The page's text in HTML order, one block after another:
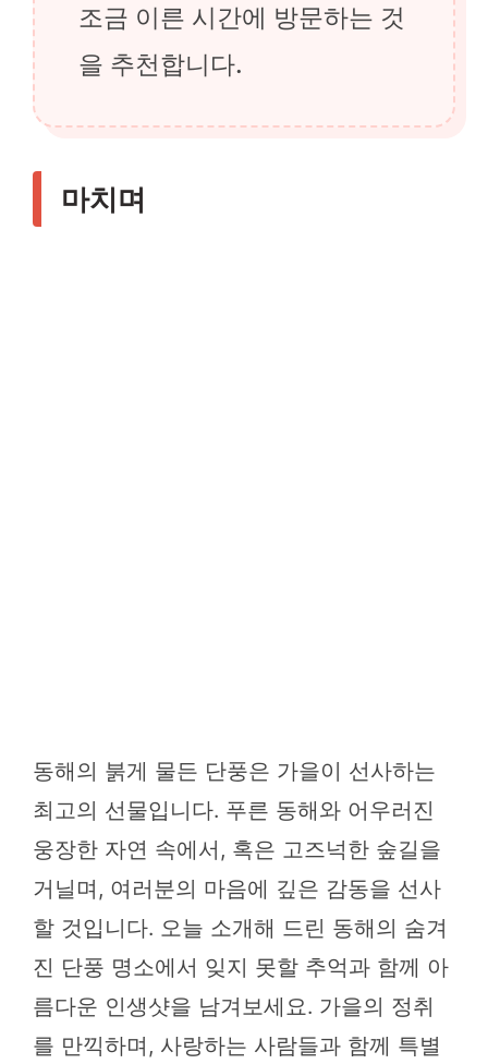
조금 이른 시간에 방문하는 것
을 추천합니다.
마치며
동해의 붉게 물든 단풍은 가을이 선사하는
최고의 선물입니다. 푸른 동해와 어우러진
웅장한 자연 속에서, 혹은 고즈넉한 숲길을
거닐며, 여러분의 마음에 깊은 감동을 선사
할 것입니다. 오늘 소개해 드린 동해의 숨겨
진 단풍 명소에서 잊지 못할 추억과 함께 아
름다운 인생샷을 남겨보세요. 가을의 정취
를 만끽하며, 사랑하는 사람들과 함께 특별